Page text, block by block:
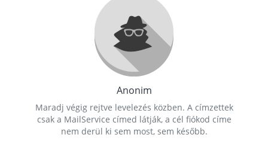
Anonim
Maradj végig rejtve levelezés közben. A címzettek
csak a MailService címed látják, a cél fiókod címe
nem derül ki sem most, sem később.